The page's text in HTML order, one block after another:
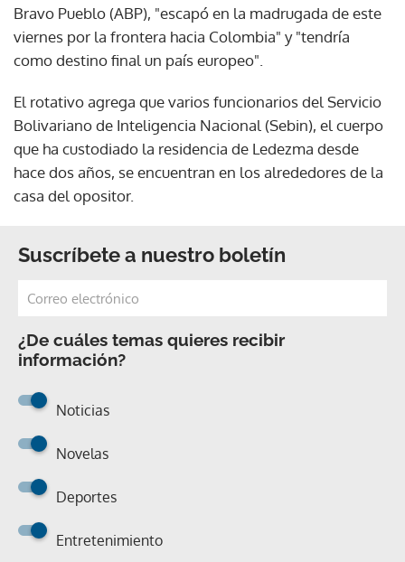
Bravo Pueblo (ABP), "escapó en la madrugada de este
viernes por la frontera hacia Colombia" y "tendría
como destino final un país europeo".
El rotativo agrega que varios funcionarios del Servicio
Bolivariano de Inteligencia Nacional (Sebin), el cuerpo
que ha custodiado la residencia de Ledezma desde
hace dos años, se encuentran en los alrededores de la
casa del opositor.
Suscríbete a nuestro boletín
¿De cuáles temas quieres recibir
información?
Noticias
Novelas
Deportes
Entretenimiento